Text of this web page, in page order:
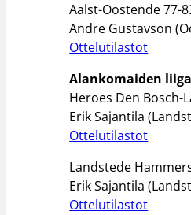
Aalst-Oostende 77-
Andre Gustavson
Ottelutilastot
Alankomaiden
Heroes Den Bosch-
Erik Sajantila
Ottelutilastot
Landstede
Erik Sajantila
Ottelutilastot